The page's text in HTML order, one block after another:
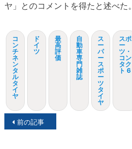
ヤ」とのコメントを得たと述べた。
コ
ン
チ
ネ
ン
タ
ル
タ
イ
ヤ
ド
イ
ツ
最
高
評
価
自
動
車
専
門
雑
誌
ス
ー
パ
ー
ス
ポ
ー
ツ
タ
イ
ヤ
スポ
ー
ツ・
コン
タク
ト 6
投前の記事